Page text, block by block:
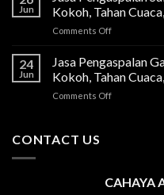
Jun
Kokoh, Tahan
Comments Offon
Pengaspalan
Sukabumi:
Solusi
Konstruksi
Bergaransi
24
Jun
Jasa Pengaspalan
Kokoh, Tahan
Comments Offon
Kokoh,
CONTACT US
CAHAYA